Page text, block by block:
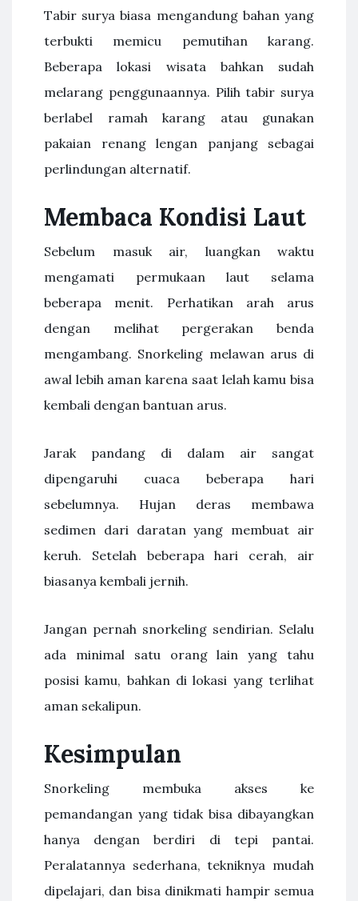
Tabir surya biasa mengandung bahan yang
terbukti memicu pemutihan karang.
Beberapa lokasi wisata bahkan sudah
melarang penggunaannya. Pilih tabir surya
berlabel ramah karang atau gunakan
pakaian renang lengan panjang sebagai
perlindungan alternatif.
Membaca Kondisi Laut
Sebelum masuk air, luangkan waktu
mengamati permukaan laut selama
beberapa menit. Perhatikan arah arus
dengan melihat pergerakan benda
mengambang. Snorkeling melawan arus di
awal lebih aman karena saat lelah kamu bisa
kembali dengan bantuan arus.
Jarak pandang di dalam air sangat
dipengaruhi cuaca beberapa hari
sebelumnya. Hujan deras membawa
sedimen dari daratan yang membuat air
keruh. Setelah beberapa hari cerah, air
biasanya kembali jernih.
Jangan pernah snorkeling sendirian. Selalu
ada minimal satu orang lain yang tahu
posisi kamu, bahkan di lokasi yang terlihat
aman sekalipun.
Kesimpulan
Snorkeling membuka akses ke
pemandangan yang tidak bisa dibayangkan
hanya dengan berdiri di tepi pantai.
Peralatannya sederhana, tekniknya mudah
dipelajari, dan bisa dinikmati hampir semua